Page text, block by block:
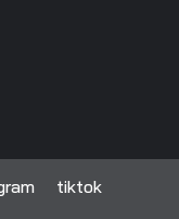
tiktok